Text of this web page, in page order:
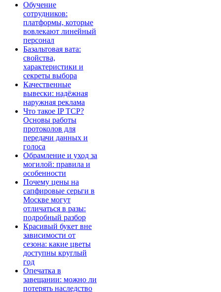
Обучение
сотрудников:
платформы, которые
вовлекают линейный
персонал
Базальтовая вата:
свойства,
характеристики и
секреты выбора
Качественные
вывески: надёжная
наружная реклама
Что такое IP TCP?
Основы работы
протоколов для
передачи данных и
голоса
Обрамление и уход за
могилой: правила и
особенности
Почему цены на
сапфировые серьги в
Москве могут
отличаться в разы:
подробный разбор
Красивый букет вне
зависимости от
сезона: какие цветы
доступны круглый
год
Опечатка в
завещании: можно ли
потерять наследство